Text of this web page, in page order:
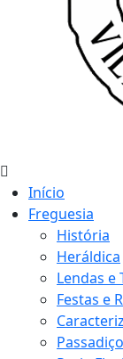
Início
Freguesia
História
Heráldica
Lendas e
Festas e